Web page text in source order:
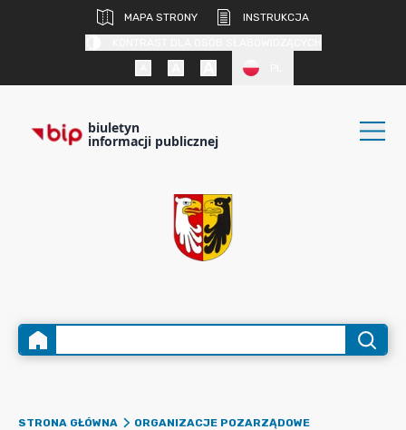
MAPA STRONY
INSTRUKCJA
biuletyn
informacji publicznej
STRONA GŁÓWNA
ORGANIZACJE POZARZĄDOWE